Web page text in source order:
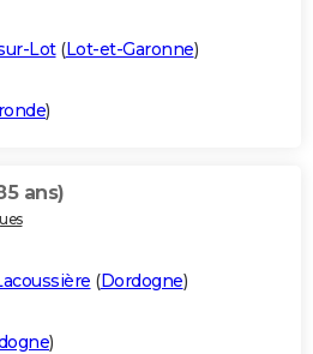
Lot(Lot-et-Garonne)
)
ans)
(Dordogne)
)